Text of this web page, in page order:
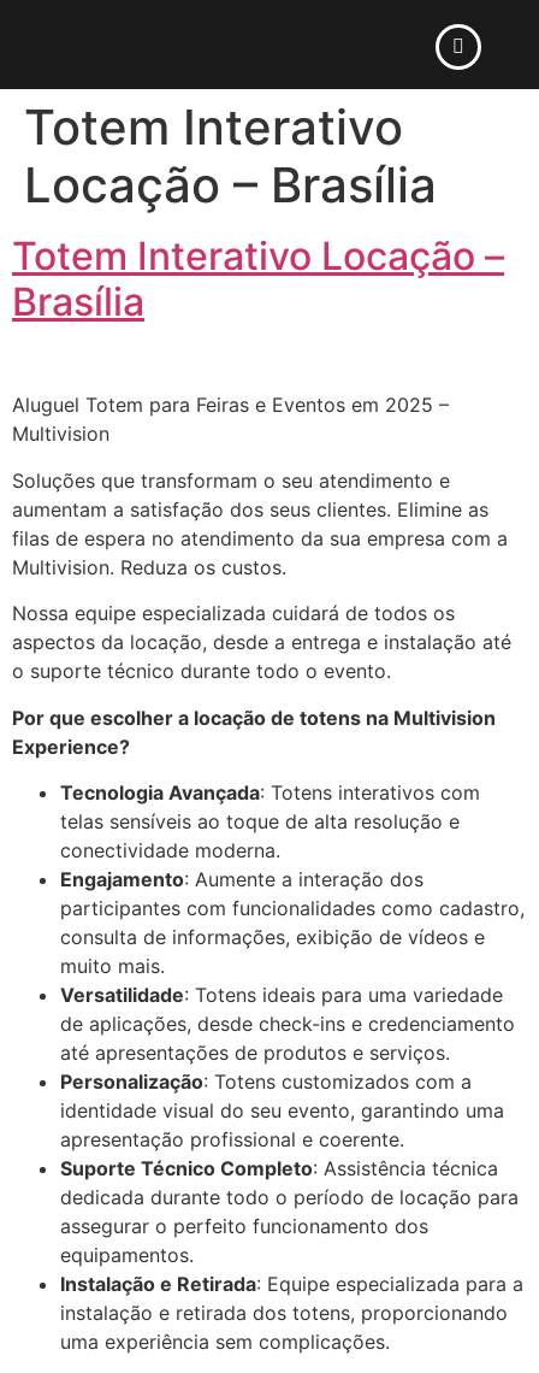
Totem Interativo
Locação – Brasília
Totem Interativo Locação –
Brasília
Aluguel Totem para Feiras e Eventos em 2025 –
Multivision
Soluções que transformam o seu atendimento e
aumentam a satisfação dos seus clientes. Elimine as
filas de espera no atendimento da sua empresa com a
Multivision. Reduza os custos.
Nossa equipe especializada cuidará de todos os
aspectos da locação, desde a entrega e instalação até
o suporte técnico durante todo o evento.
Por que escolher a locação de totens na Multivision
Experience?
Tecnologia Avançada: Totens interativos com
telas sensíveis ao toque de alta resolução e
conectividade moderna.
Engajamento: Aumente a interação dos
participantes com funcionalidades como cadastro,
consulta de informações, exibição de vídeos e
muito mais.
Versatilidade: Totens ideais para uma variedade
de aplicações, desde check-ins e credenciamento
até apresentações de produtos e serviços.
Personalização: Totens customizados com a
identidade visual do seu evento, garantindo uma
apresentação profissional e coerente.
Suporte Técnico Completo: Assistência técnica
dedicada durante todo o período de locação para
assegurar o perfeito funcionamento dos
equipamentos.
Instalação e Retirada: Equipe especializada para a
instalação e retirada dos totens, proporcionando
uma experiência sem complicações.